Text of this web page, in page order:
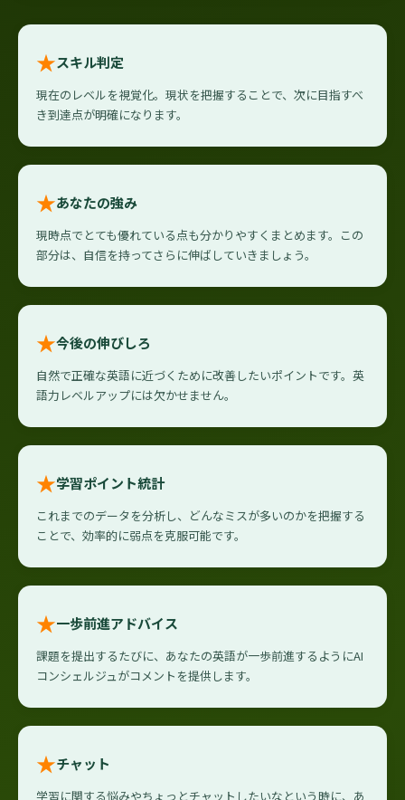
★スキル判定
現在のレベルを視覚化。現状を把握することで、次に目指すべ
き到達点が明確になります。
★あなたの強み
現時点でとても優れている点も分かりやすくまとめます。この
部分は、自信を持ってさらに伸ばしていきましょう。
★今後の伸びしろ
自然で正確な英語に近づくために改善したいポイントです。英
語力レベルアップには欠かせません。
★学習ポイント統計
これまでのデータを分析し、どんなミスが多いのかを把握する
ことで、効率的に弱点を克服可能です。
★一歩前進アドバイス
課題を提出するたびに、あなたの英語が一歩前進するようにAI
コンシェルジュがコメントを提供します。
★チャット
学習に関する悩みやちょっとチャットしたいなという時に、あ